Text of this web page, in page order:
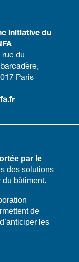
initiative du
rue du
Paris​
par le
des solutions
du bâtiment.
de
les